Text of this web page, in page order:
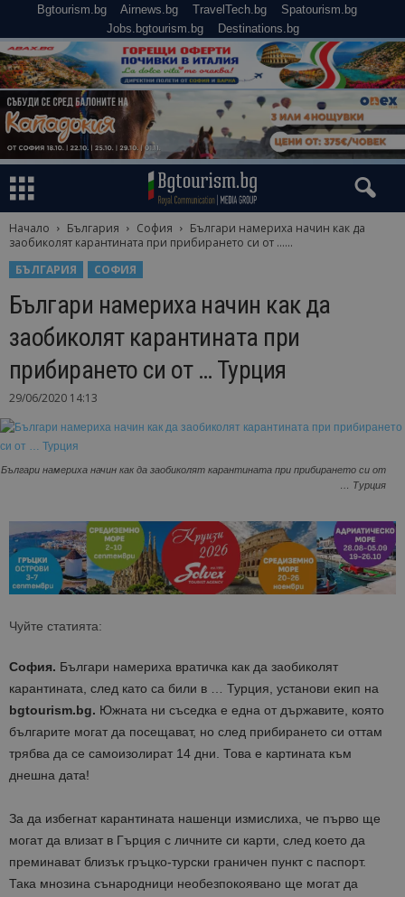
Bgtourism.bg Airnews.bg TravelTech.bg
Spatourism.bg
Jobs.bgtourism.bg
Destinations.bg
Начало България София
Българи намериха начин как да
заобиколят карантината при прибирането си от …...
БЪЛГАРИЯ
СОФИЯ
Българи намериха начин как да
заобиколят карантината при
прибирането си от … Турция
29/06/2020 14:13
Българи намериха начин как да заобиколят карантината при прибирането си от
… Турция
Чуйте статията:
София. Българи намериха вратичка как да заобиколят
карантината, след като са били в … Турция, установи екип на
bgtourism.bg. Южната ни съседка е една от държавите, която
българите могат да посещават, но след прибирането си оттам
трябва да се самоизолират 14 дни. Това е картината към
днешна дата!
За да избегнат карантината нашенци измислиха, че първо ще
могат да влизат в Гърция с личните си карти, след което да
преминават близък гръцко-турски граничен пункт с паспорт.
Така мнозина сънародници необезпокоявано ще могат да